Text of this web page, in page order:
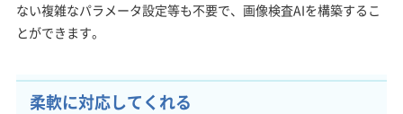
ない複雑なパラメータ設定等も不要で、画像検査AIを構築するこ
とができます。
柔軟に対応してくれる